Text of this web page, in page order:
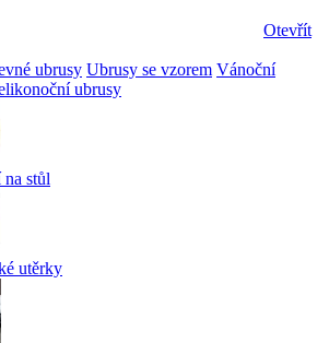
Otevřít
ubrusy Ubrusy se vzorem Vánoční
ubrusy
na stůl
utěrky